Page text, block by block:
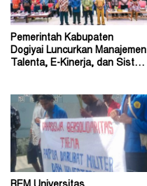
Pemerintah Kabupaten
Dogiyai Luncurkan Manajemen
Talenta, E-Kinerja, dan Sistem